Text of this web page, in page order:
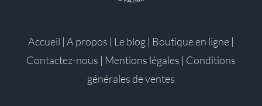
Accueil | A propos | Le blog | Boutique en ligne |
Contactez-nous | Mentions légales | Conditions
générales de ventes